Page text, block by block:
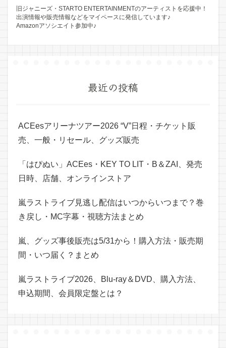
旧ジャニーズ・STARTO ENTERTAINMENTのアーティストを応援中！
出演情報や販売情報などをマイペースに発信しています♪
Amazonアソシエイト参加中♪
最近の投稿
ACEesアリーナツアー2026 “V”日程・チケット販
売、一般・リセール、グッズ販売
「はぴぬい」ACEes・KEY TO LIT・B＆ZAI、発売
日時、店舗、オンラインストア
嵐ラストライブ見逃し配信はいつからいつまで？巻
き戻し・MC字幕・視聴方法まとめ
嵐、グッズ事後販売は5/31から！購入方法・販売期
間・いつ届く？まとめ
嵐ラストライブ2026、Blu-ray＆DVD、購入方法、
申込期間、会員限定盤とは？